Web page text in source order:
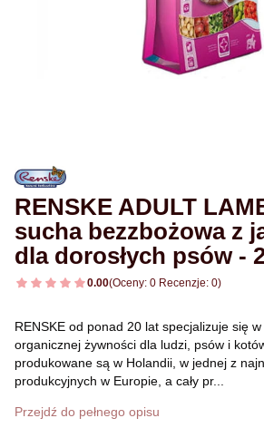
RENSKE ADULT
sucha bezzbożowa z
dla dorosłych psów -
0.00(Oceny: 0 Recenzje: 0)
RENSKE od ponad 20 lat specjalizuje się
organicznej żywności dla ludzi, psów i
produkowane są w Holandii, w jednej z
produkcyjnych w Europie, a cały pr...
Przejdź do pełnego opisu